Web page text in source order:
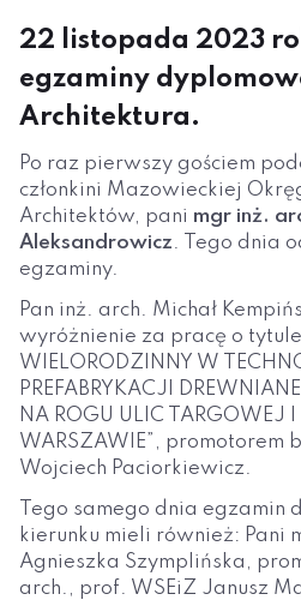
22 listopada 2023
egzaminy
Architektura.
Po raz pierwszy gościem
członkini Mazowieckiej
Architektów, pani mgr inż.
Aleksandrowicz. Tego dnia
egzaminy.
Pan inż. arch. Michał
wyróżnienie za pracę o tytule
WIELORODZINNY W
PREFABRYKACJI
NA ROGU ULIC TARGOWEJ
WARSZAWIE”, promotorem
Wojciech Paciorkiewicz.
Tego samego dnia egzamin
kierunku mieli również: Pani
Agnieszka Szymplińska,
arch., prof. WSEiZ Janusz